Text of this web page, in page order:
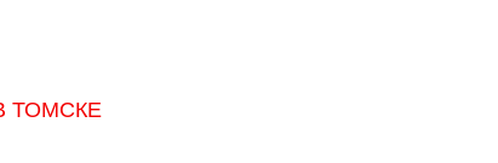
ТОМСКЕ